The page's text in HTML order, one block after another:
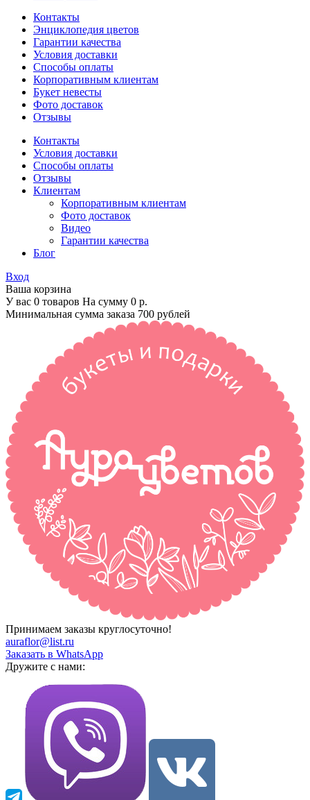
Контакты
Энциклопедия цветов
Гарантии качества
Условия доставки
Способы оплаты
Корпоративным клиентам
Букет невесты
Фото доставок
Отзывы
Контакты
Условия доставки
Способы оплаты
Отзывы
Клиентам
Корпоративным клиентам
Фото доставок
Видео
Гарантии качества
Блог
Вход
Ваша корзина
У вас 0 товаров На сумму 0 р.
Минимальная сумма заказа 700 рублей
Принимаем заказы круглосуточно!
auraflor@list.ru
Заказать в WhatsApp
Дружите с нами: